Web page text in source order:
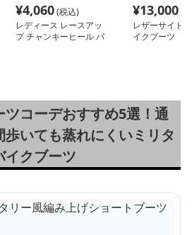
¥4,060(税込)
レディース レースアッ
プ チャンキーヒール バ
¥13,000
レザーサイド
イクブーツ
ツコーデおすすめ5選！通
いても蒸れにくいミリタ
イクブーツ